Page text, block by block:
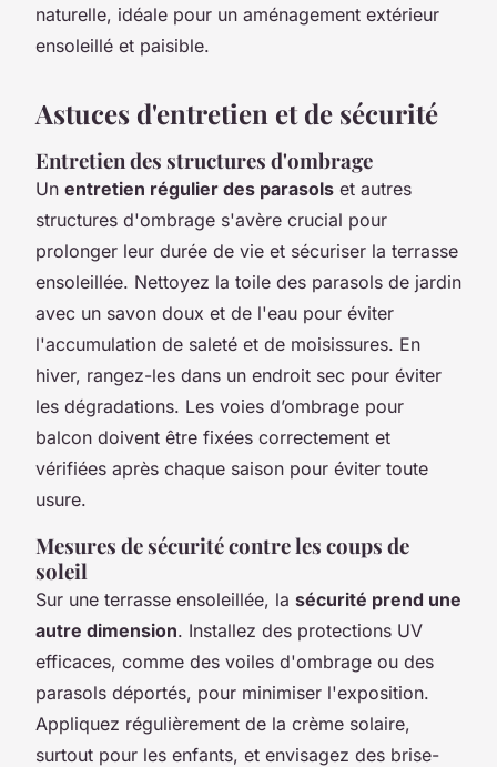
naturelle, idéale pour un aménagement extérieur
ensoleillé et paisible.
Astuces d'entretien et de sécurité
Entretien des structures d'ombrage
Un entretien régulier des parasols et autres
structures d'ombrage s'avère crucial pour
prolonger leur durée de vie et sécuriser la terrasse
ensoleillée. Nettoyez la toile des parasols de jardin
avec un savon doux et de l'eau pour éviter
l'accumulation de saleté et de moisissures. En
hiver, rangez-les dans un endroit sec pour éviter
les dégradations. Les voies d’ombrage pour
balcon doivent être fixées correctement et
vérifiées après chaque saison pour éviter toute
usure.
Mesures de sécurité contre les coups de
soleil
Sur une terrasse ensoleillée, la sécurité prend une
autre dimension. Installez des protections UV
efficaces, comme des voiles d'ombrage ou des
parasols déportés, pour minimiser l'exposition.
Appliquez régulièrement de la crème solaire,
surtout pour les enfants, et envisagez des brise-